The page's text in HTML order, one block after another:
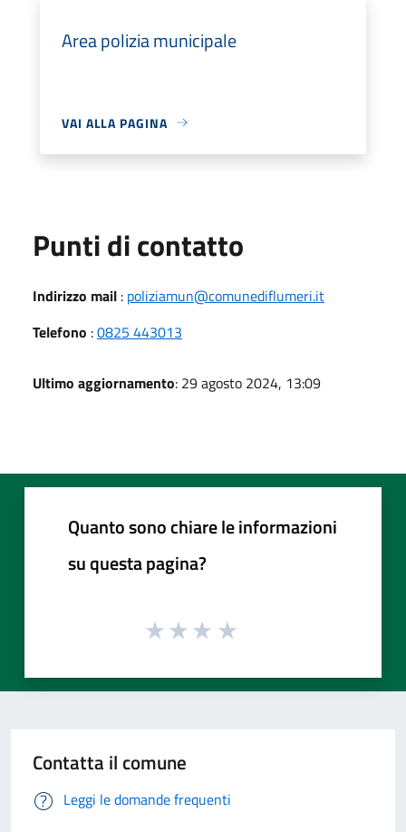
Area polizia municipale
VAI ALLA PAGINA
Punti di contatto
Indirizzo mail : poliziamun@comunediflumeri.it
Telefono :0825 443013
Ultimo aggiornamento: 29 agosto 2024, 13:09
Quanto sono chiare le informazioni
su questa pagina?
Contatta il comune
Leggi le domande frequenti